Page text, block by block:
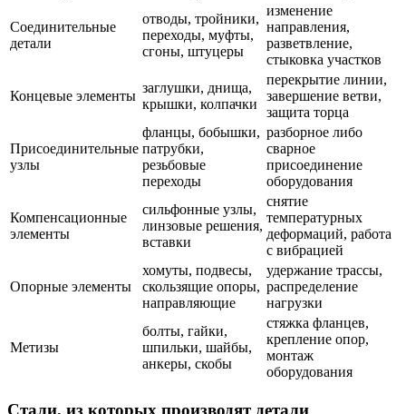
Соединительные
детали
отводы, тройники,
переходы, муфты,
сгоны, штуцеры
изменение
направления,
разветвление,
стыковка участков
Концевые элементы
заглушки, днища,
крышки, колпачки
перекрытие линии,
завершение ветви,
защита торца
Присоединительные
узлы
фланцы, бобышки,
патрубки,
резьбовые
переходы
разборное либо
сварное
присоединение
оборудования
Компенсационные
элементы
сильфонные узлы,
линзовые решения,
вставки
снятие
температурных
деформаций, работа
с вибрацией
Опорные элементы
хомуты, подвесы,
скользящие опоры,
направляющие
удержание трассы,
распределение
нагрузки
Метизы
болты, гайки,
шпильки, шайбы,
анкеры, скобы
стяжка фланцев,
крепление опор,
монтаж
оборудования
Стали, из которых производят детали